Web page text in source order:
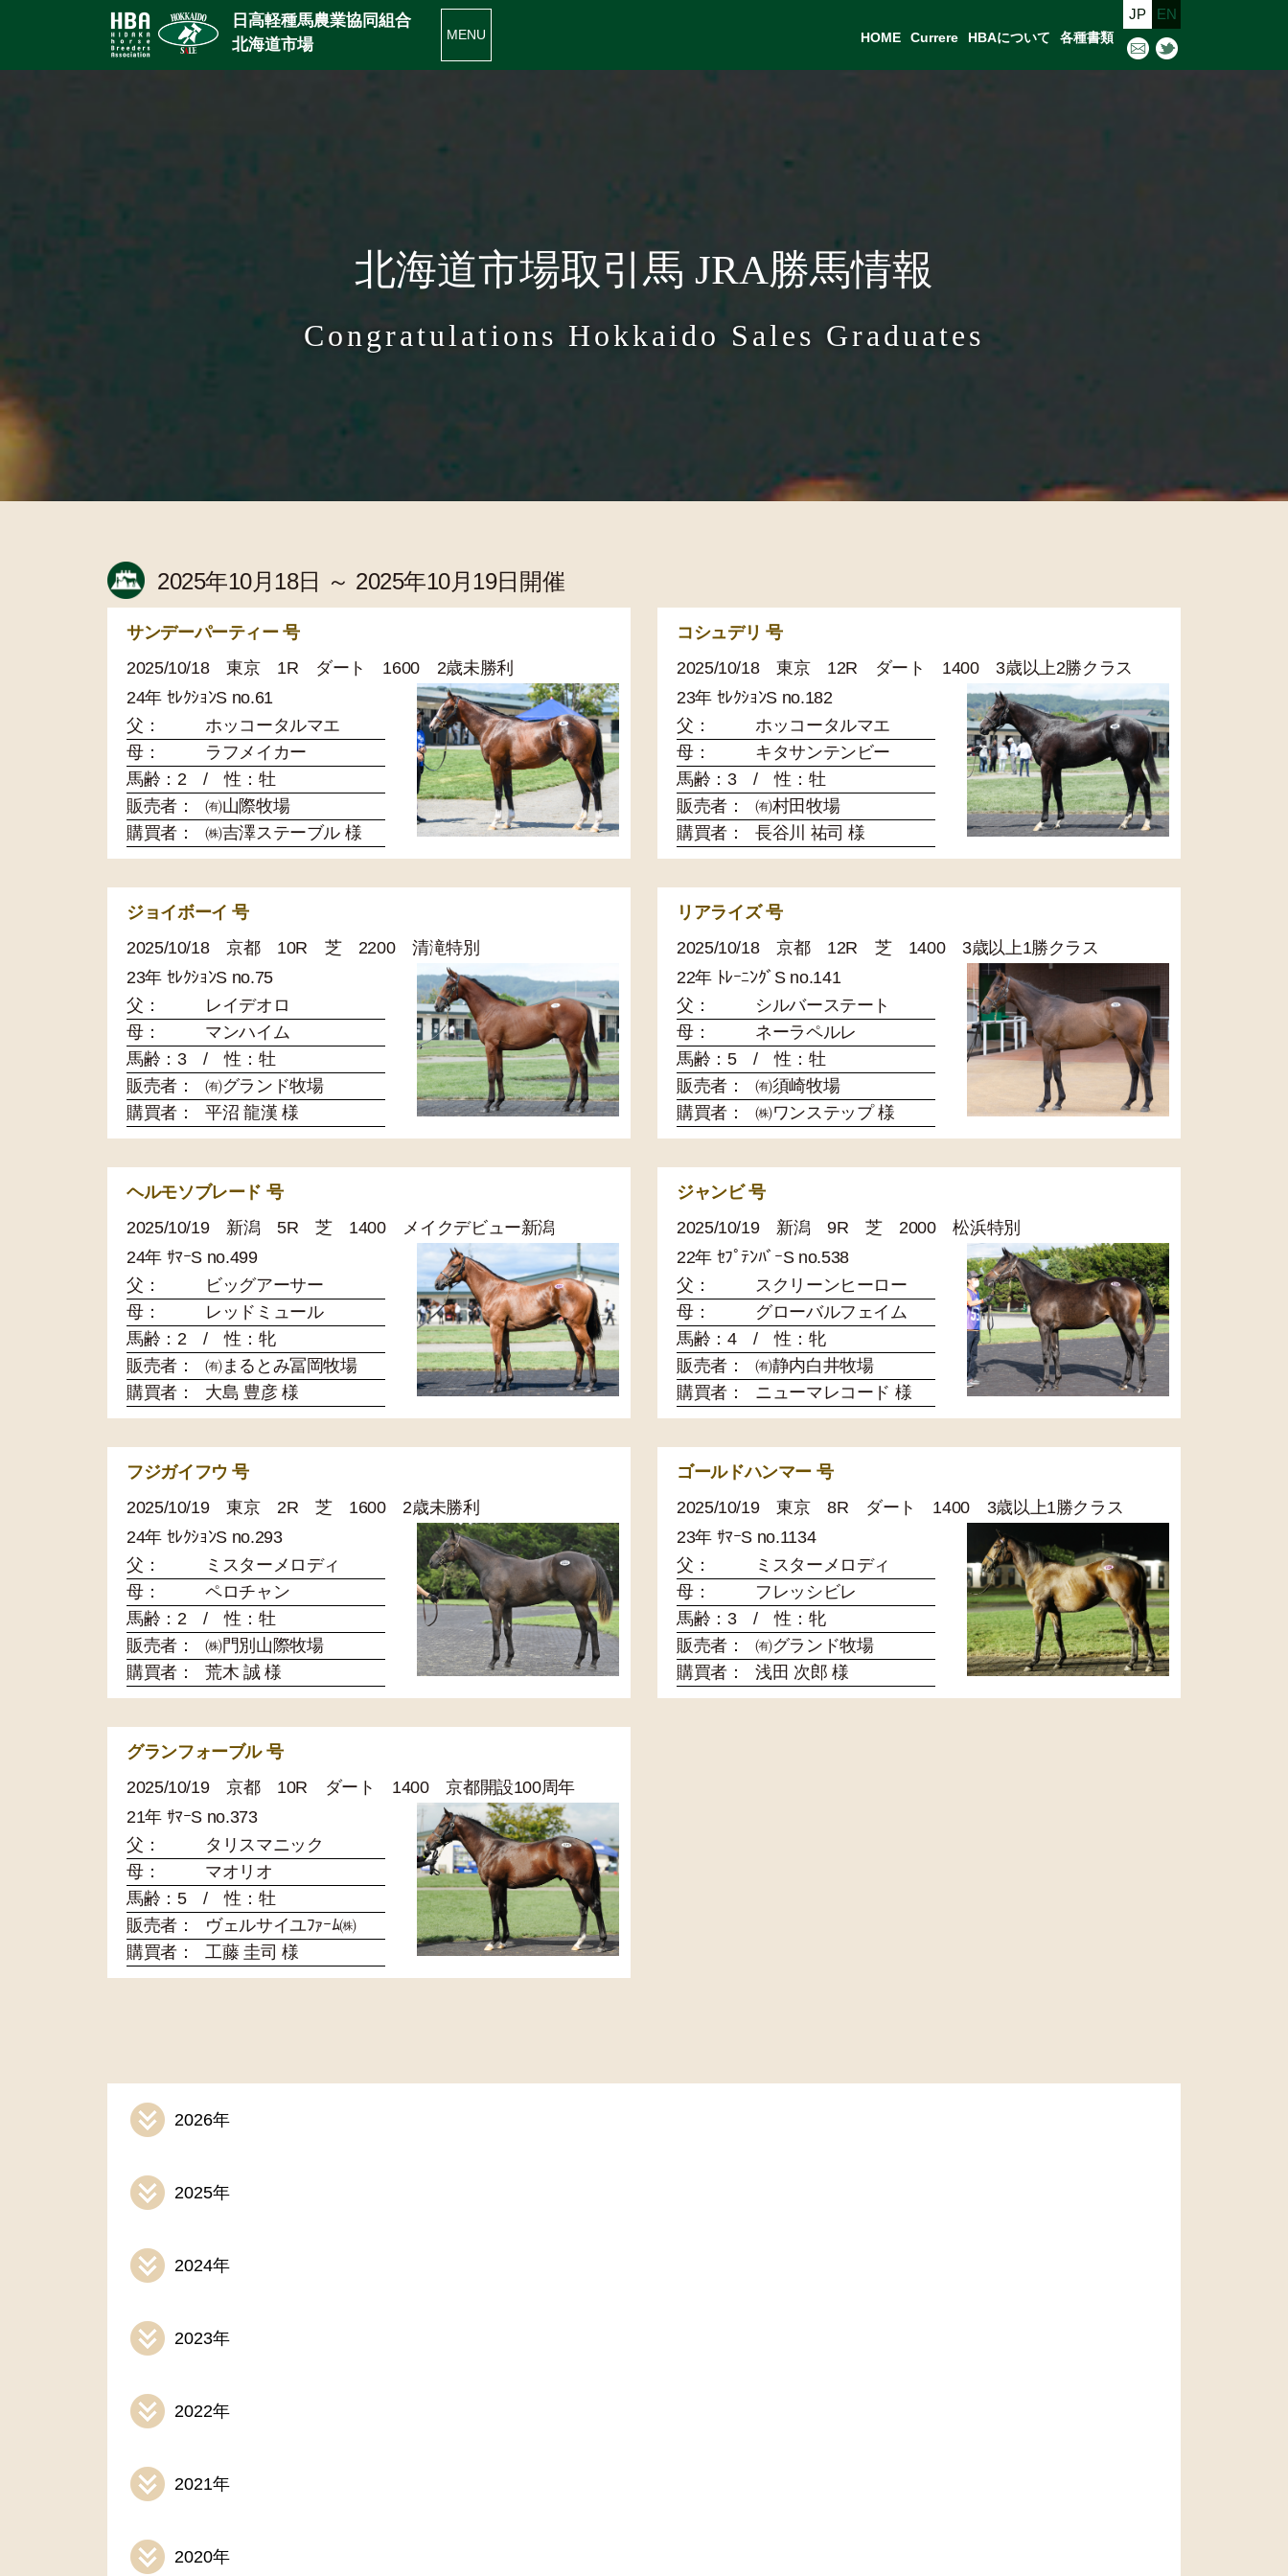
日高軽種馬農業協同組合
北海道市場
MENU
JP EN
HOME Currere HBAについて 各種書類
北海道市場取引馬 JRA勝馬情報
Congratulations Hokkaido Sales Graduates
2025年10月18日 ～ 2025年10月19日開催
サンデーパーティー 号
2025/10/18 東京 1R ダート 1600 2歳未勝利
24年 ｾﾚｸｼｮﾝS no.61
父：
ホッコータルマエ
母：
ラフメイカー
馬齢：2 / 性：牡
販売者：
㈲山際牧場
購買者：
㈱吉澤ステーブル 様
コシュデリ 号
2025/10/18 東京 12R ダート 1400 3歳以上2勝クラス
23年 ｾﾚｸｼｮﾝS no.182
父：
ホッコータルマエ
母：
キタサンテンビー
馬齢：3 / 性：牡
販売者：
㈲村田牧場
購買者：
長谷川 祐司 様
ジョイボーイ 号
2025/10/18 京都 10R 芝 2200 清滝特別
23年 ｾﾚｸｼｮﾝS no.75
父：
レイデオロ
母：
マンハイム
馬齢：3 / 性：牡
販売者：
㈲グランド牧場
購買者：
平沼 龍漢 様
リアライズ 号
2025/10/18 京都 12R 芝 1400 3歳以上1勝クラス
22年 ﾄﾚｰﾆﾝｸﾞS no.141
父：
シルバーステート
母：
ネーラペルレ
馬齢：5 / 性：牡
販売者：
㈲須崎牧場
購買者：
㈱ワンステップ 様
ヘルモソブレード 号
2025/10/19 新潟 5R 芝 1400 メイクデビュー新潟
24年 ｻﾏｰS no.499
父：
ビッグアーサー
母：
レッドミュール
馬齢：2 / 性：牝
販売者：
㈲まるとみ冨岡牧場
購買者：
大島 豊彦 様
ジャンビ 号
2025/10/19 新潟 9R 芝 2000 松浜特別
22年 ｾﾌﾟﾃﾝﾊﾞｰS no.538
父：
スクリーンヒーロー
母：
グローバルフェイム
馬齢：4 / 性：牝
販売者：
㈲静内白井牧場
購買者：
ニューマレコード 様
フジガイフウ 号
2025/10/19 東京 2R 芝 1600 2歳未勝利
24年 ｾﾚｸｼｮﾝS no.293
父：
ミスターメロディ
母：
ペロチャン
馬齢：2 / 性：牡
販売者：
㈱門別山際牧場
購買者：
荒木 誠 様
ゴールドハンマー 号
2025/10/19 東京 8R ダート 1400 3歳以上1勝クラス
23年 ｻﾏｰS no.1134
父：
ミスターメロディ
母：
フレッシビレ
馬齢：3 / 性：牝
販売者：
㈲グランド牧場
購買者：
浅田 次郎 様
グランフォーブル 号
2025/10/19 京都 10R ダート 1400 京都開設100周年
21年 ｻﾏｰS no.373
父：
タリスマニック
母：
マオリオ
馬齢：5 / 性：牡
販売者：
ヴェルサイユﾌｧｰﾑ㈱
購買者：
工藤 圭司 様
2026年
2025年
2024年
2023年
2022年
2021年
2020年